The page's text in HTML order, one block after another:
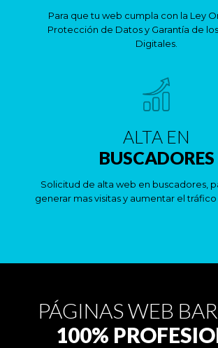
Para que tu web cumpla con la Ley
Protección de Datos y Garantía de
Digitales.
ALTA EN
BUSCADORES
Solicitud de alta web en buscadores,
generar mas visitas y aumentar el tráfico
PÁGINAS WEB
100%